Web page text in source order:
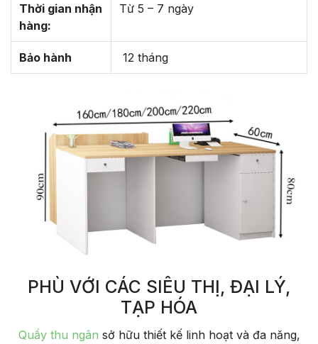
Thời gian nhận
hàng:
Từ 5 – 7 ngày
Bảo hành 12 tháng
PHÙ VỚI CÁC SIÊU THỊ, ĐẠI LÝ,
TẠP HÓA
Quầy thu ngân sở hữu thiết kế linh hoạt và đa năng,